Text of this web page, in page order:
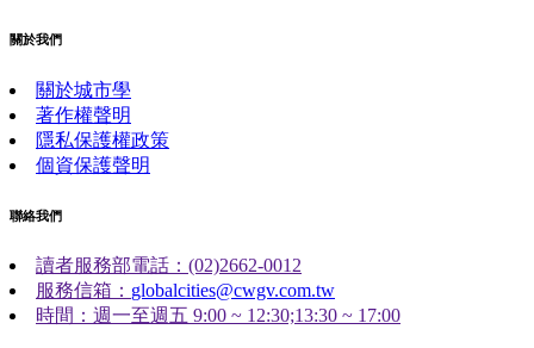
關於我們
關於城市學
著作權聲明
隱私保護權政策
個資保護聲明
聯絡我們
讀者服務部電話：(02)2662-0012
服務信箱： globalcities@cwgv.com.tw
時間：週一至週五 9:00 ~ 12:30;13:30 ~ 17:00